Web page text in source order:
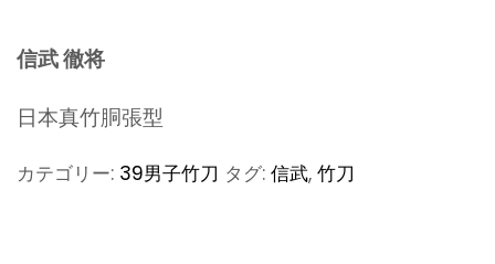
信武 徹将
日本真竹胴張型
カテゴリー: 39男子竹刀 タグ: 信武, 竹刀